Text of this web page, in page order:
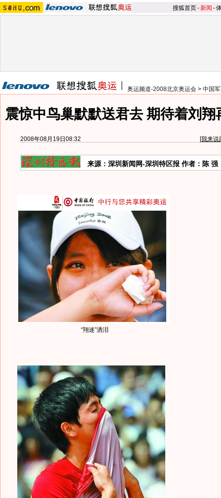
搜狐首页-新闻 -
奥运频道-2008北京奥运会 > 中国
震惊中鸟巢默默送君去 期待着刘翔
2008年08月19日08:32 [我来说
来源：深圳新闻网-深圳特区报 作者：陈 强
“翔迷”洒泪